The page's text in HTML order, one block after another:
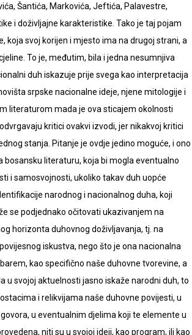
Šantića, Markovića, Jeftića, Palavestre,
i doživljajne karakteristike. Tako je taj pojam
svoj korijen i mjesto ima na drugoj strani, a
To je, međutim, bila i jedna nesumnjiva
duh iskazuje prije svega kao interpretacija
srpske nacionalne ideje, njene mitologije i
literaturom mada je ova sticajem okolnosti
kritici ovakvi izvodi, jer nikakvoj kritici
stanja. Pitanje je ovdje jedino moguće, i ono
literaturu, koja bi mogla eventualno
i samosvojnosti, ukoliko takav duh uopće
narodnog i nacionalnog duha, koji
se podjednako očitovati ukazivanjem na
horizonta duhovnog doživljavanja, tj. na
iskustva, nego što je ona nacionalna
kao specifično naše duhovne tvorevine, a
u svojoj aktuelnosti jasno iskaže narodni duh, to
i relikvijama naše duhovne povijesti, u
u eventualnim djelima koji te elemente u
niti su u svojoj ideji, kao program, ili kao